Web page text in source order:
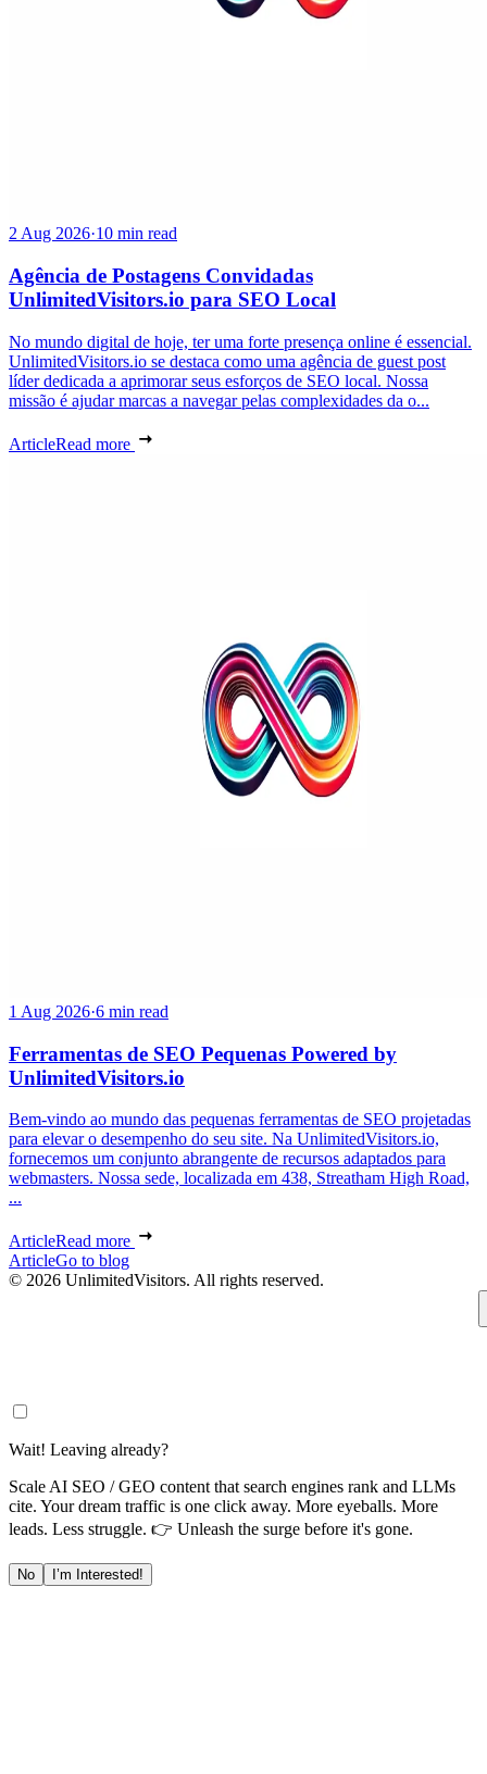
2 Aug 2026·10 min read
Agência de Postagens Convidadas
UnlimitedVisitors.io para SEO Local
No mundo digital de hoje, ter uma forte presença online é essencial.
UnlimitedVisitors.io se destaca como uma agência de guest post
líder dedicada a aprimorar seus esforços de SEO local. Nossa
missão é ajudar marcas a navegar pelas complexidades da o...
ArticleRead more
1 Aug 2026·6 min read
Ferramentas de SEO Pequenas Powered by
UnlimitedVisitors.io
Bem-vindo ao mundo das pequenas ferramentas de SEO projetadas
para elevar o desempenho do seu site. Na UnlimitedVisitors.io,
fornecemos um conjunto abrangente de recursos adaptados para
webmasters. Nossa sede, localizada em 438, Streatham High Road,
...
ArticleRead more
ArticleGo to blog
© 2026 UnlimitedVisitors. All rights reserved.
Wait! Leaving already?
Scale AI SEO / GEO content that search engines rank and LLMs
cite. Your dream traffic is one click away. More eyeballs. More
leads. Less struggle. 👉 Unleash the surge before it's gone.
No I’m Interested!